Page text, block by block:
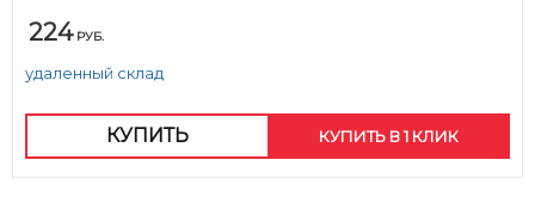
224 РУБ.
удаленный склад
КУПИТЬ КУПИТЬ В 1 КЛИК